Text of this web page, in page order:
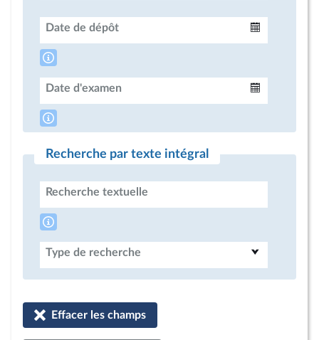
Date de dépôt
Date d'examen
Recherche par texte intégral
Recherche textuelle
Type de recherche
Effacer les champs